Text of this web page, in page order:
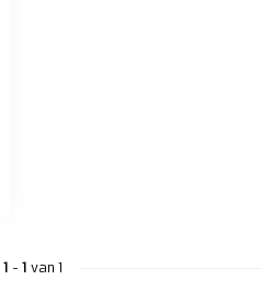
1 - 1 van 1